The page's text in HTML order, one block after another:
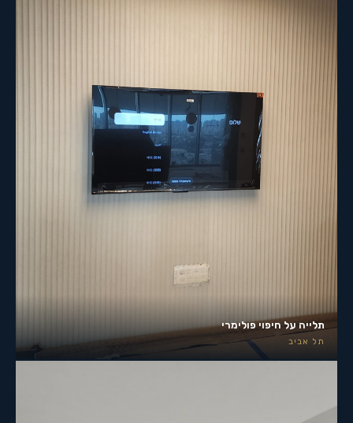
תלייה על חיפוי פולימרי
תל אביב